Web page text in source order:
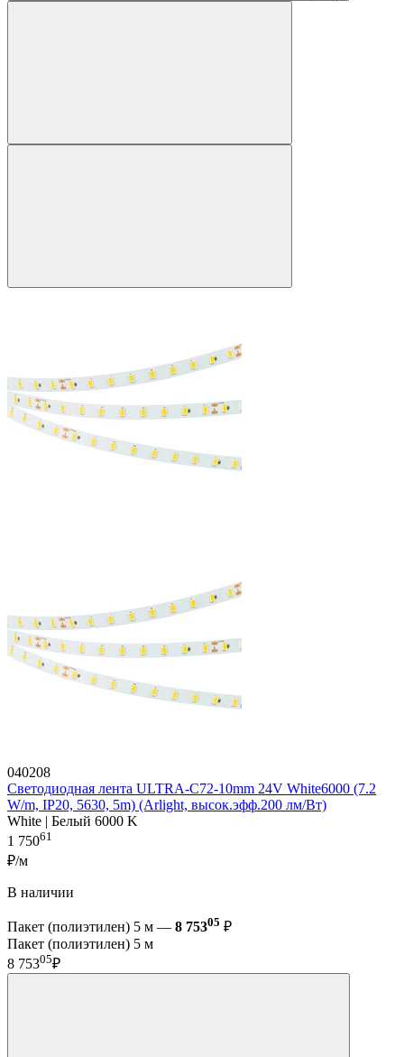
040208
Светодиодная лента ULTRA-C72-10mm 24V White6000 (7.2
W/m, IP20, 5630, 5m) (Arlight, высок.эфф.200 лм/Вт)
White | Белый 6000 K
1 75061
₽/м
В наличии
Пакет (полиэтилен) 5 м — 8 75305 ₽
Пакет (полиэтилен) 5 м
8 75305₽